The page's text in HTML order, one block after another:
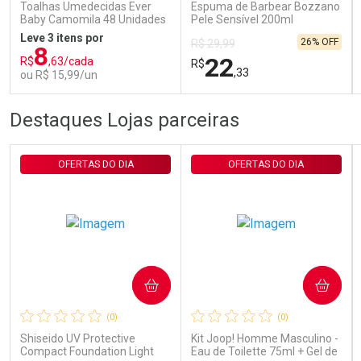
Toalhas Umedecidas Ever
Baby Camomila 48 Unidades
Leve 3 itens por
R$8,63/cada
ou R$ 15,99/un
FECHAR
Laboratório
Comprar sem Desconto
Por R$ 15,99/cada
FECHAR
Por Menos
Comprar sem Desconto
Por R$ 15,99/cada
Espuma de Barbear Bozzano
Pele Sensível 200ml
R$ 29,99
R$22,33
26% OFF
Comprar sem Desconto
Por R$ 22,33/cada
Por Menos
Comprar sem Desconto
Por R$ 22,33/cada
Destaques Lojas parceiras
(0)
Shiseido UV Protective
Compact Foundation Light
OFERTAS DO DIA
COMPRAR
(0)
Kit Joop! Homme Masculino -
Eau de Toilette 75ml + Gel de
OFERTAS DO DIA
COMPRAR